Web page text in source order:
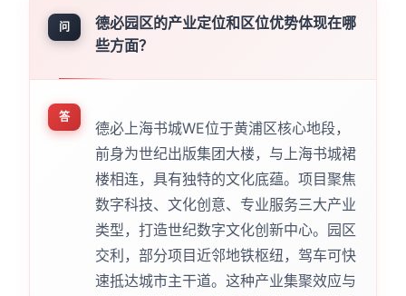
问
德必园区的产业定位和区位优势体现在哪
些方面？
答
德必上海书城WE位于黄浦区核心地段，
前身为世纪出版集团大楼，与上海书城裙
楼相连，具有独特的文化底蕴。项目聚焦
数字科技、文化创意、专业服务三大产业
类型，打造世纪数字文化创新中心。园区
交利，部分项目近邻地铁枢纽，驾车可快
速抵达城市主干道。这种产业集聚效应与